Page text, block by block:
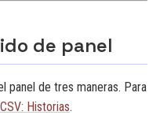
de panel
panel de tres maneras. Para
Historias.